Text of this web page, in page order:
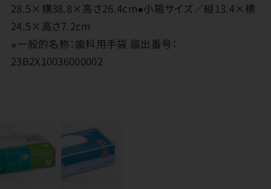
28.5×横38.8×高さ26.4cm●小箱サイズ／縦13.4×横
24.5×高さ7.2cm
※一般的名称：歯科用手袋 届出番号：
23B2X10036000002